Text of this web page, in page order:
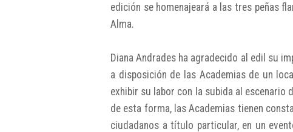
edición se homenajeará a las tres peñas
Alma.
Diana Andrades ha agradecido al edil su
a disposición de las Academias de un
exhibir su labor con la subida al escenario
de esta forma, las Academias tienen
ciudadanos a título particular, en un